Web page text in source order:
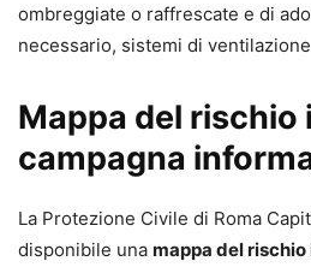
ombreggiate o raffrescate e di
necessario, sistemi di
Mappa del rischio
campagna
La Protezione Civile di Roma
disponibile una mappa del